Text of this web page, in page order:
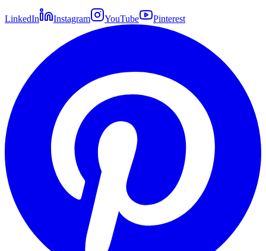
LinkedIn Instagram YouTube Pinterest